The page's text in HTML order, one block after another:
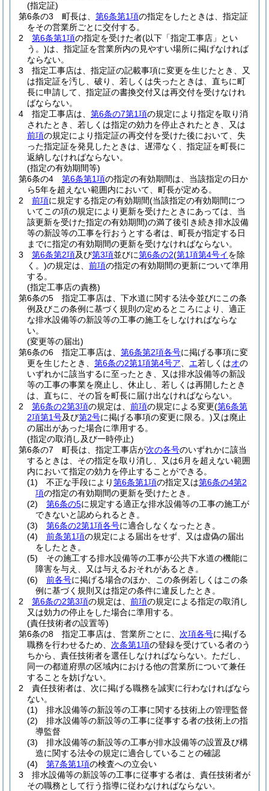
(指定証)
第6条の3
町長は、 第6条第1項の指定をしたときは、指定証
をその営業所ごとに交付する。
2
第6条第1項の指定を受けた者(以下「指定工事店」とい
う。)は、指定証を営業所内の見やすい場所に掲げなければ
ならない。
3
指定工事店は、指定証の記載事項に変更を生じたとき、又
は指定証を汚し、破り、若しくは失ったときは、直ちに町
長に申請して、指定証の書換交付又は再交付を受けなけれ
ばならない。
4
指定工事店は、 第6条の7第1項の規定により指定を取り消
されたとき、若しくは指定の効力を停止されたとき、又は
前項の規定により指定証の再交付を受けた後において、失
った指定証を発見したときは、遅滞なく、指定証を町長に
返納しなければならない。
(指定の有効期間等)
第6条の4
第6条第1項の指定の有効期間は、当該指定の日か
ら5年を超えない範囲内において、町長が定める。
2
前項に規定する指定の有効期間(当該指定の有効期間につ
いてこの項の規定により更新を受けたときにあっては、当
該更新を受けた指定の有効期間)の満了後引き続き排水設備
等の新設等の工事を行おうとする者は、町長が指定する日
までに指定の有効期間の更新を受けなければならない。
3
第6条第2項及び第3項並びに第6条の2(第1項第4号イを除
く。)の規定は、 前項の指定の有効期間の更新について準用
する。
(指定工事店の責務)
第6条の5
指定工事店は、下水道に関する法令並びにこの条
例及びこの条例に基づく規則の定めるところにより、適正
な排水設備等の新設等の工事の施工をしなければならな
い。
(変更等の届出)
第6条の6
指定工事店は、 第6条第2項各号に掲げる事項に変
更を生じたとき、 第6条の2第1項第4号ア エ若しくはオの
いずれかに該当するに至ったとき、又は排水設備等の新設
等の工事の事業を廃止し、休止し、若しくは再開したとき
は、直ちに、その旨を町長に届け出なければならない。
2
第6条の2第3項の規定は、 前項の規定による変更(第6条第
2項第1号及び第2号に掲げる事項の変更に限る。)又は廃止
の届出があった場合に準用する。
(指定の取消し及び一時停止)
第6条の7
町長は、指定工事店が次の各号のいずれかに該当
するときは、その指定を取り消し、又は6月を超えない範囲
内において指定の効力を停止することができる。
(1)
不正な手段により第6条第1項の指定又は第6条の4第2
項の指定の有効期間の更新を受けたとき。
(2)
第6条の5に規定する適正な排水設備等の工事の施工が
できないと認められるとき。
(3)
第6条の2第1項各号に適合しなくなったとき。
(4)
前条第1項の規定による届出をせず、又は虚偽の届出
をしたとき。
(5)
その施工する排水設備等の工事が公共下水道の機能に
障害を与え、又は与えるおそれがあるとき。
(6)
前各号に掲げる場合のほか、この条例若しくはこの条
例に基づく規則又は指定の条件に違反したとき。
2
第6条の2第3項の規定は、 前項の規定による指定の取消し
又は効力の停止をした場合に準用する。
(責任技術者の設置等)
第6条の8
指定工事店は、営業所ごとに、 次項各号に掲げる
職務を行わせるため、 次条第1項の登録を受けている者のう
ちから、責任技術者を選任しなければならない。 ただし、
同一の都道府県の区域内における他の営業所について兼任
することを妨げない。
2
責任技術者は、次に掲げる職務を誠実に行わなければなら
ない。
(1)
排水設備等の新設等の工事に関する技術上の管理監督
(2)
排水設備等の新設等の工事に従事する者の技術上の指
導監督
(3)
排水設備等の新設等の工事が排水設備等の設置及び構
造に関する法令の規定に適合していることの確認
(4)
第7条第1項の検査への立会い
3
排水設備等の新設等の工事に従事する者は、責任技術者が
その職務として行う指導に従わなければならない。